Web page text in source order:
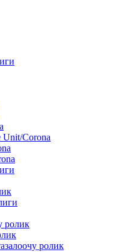
Unit/Corona
ролик
ролик